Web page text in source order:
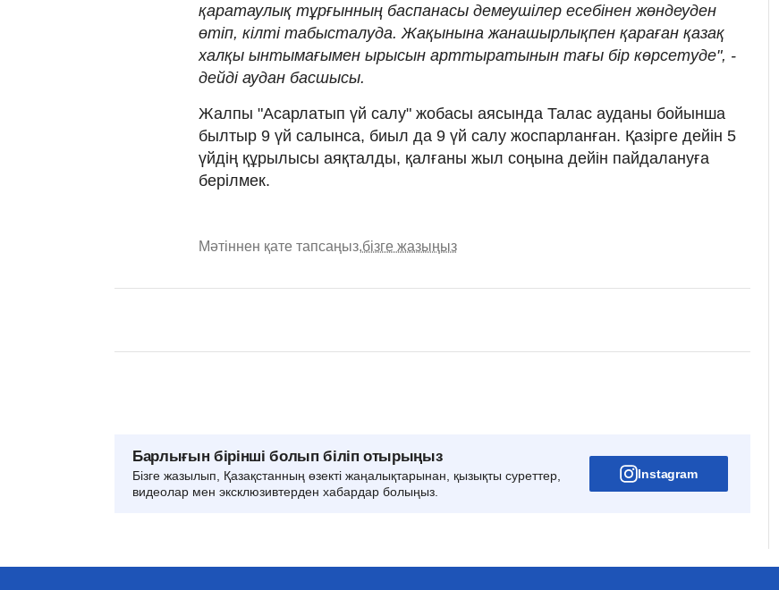
қаратаулық тұрғынның баспанасы демеушілер есебінен жөндеуден
өтіп, кілті табысталуда. Жақынына жанашырлықпен қараған қазақ
халқы ынтымағымен ырысын арттыратынын тағы бір көрсетуде", -
дейді аудан басшысы.
Жалпы "Асарлатып үй салу" жобасы аясында Талас ауданы бойынша
былтыр 9 үй салынса, биыл да 9 үй салу жоспарланған. Қазірге дейін 5
үйдің құрылысы аяқталды, қалғаны жыл соңына дейін пайдалануға
берілмек.
Мәтіннен қате тапсаңыз,бізге жазыңыз
Барлығын бірінші болып біліп отырыңыз
Бізге жазылып, Қазақстанның өзекті жаңалықтарынан, қызықты суреттер,
видеолар мен эксклюзивтерден хабардар болыңыз.
Instagram